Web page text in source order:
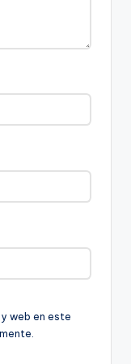
web en este